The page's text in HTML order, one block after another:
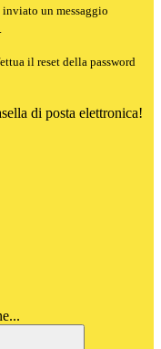
inviato un messaggio
il reset della password
di posta elettronica!